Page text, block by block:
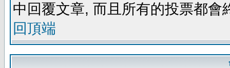
中回覆文章, 而且所有的投票都
回頂端